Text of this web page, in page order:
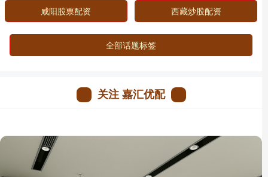
咸阳股票配资 西藏炒股配资
全部话题标签
关注 嘉汇优配